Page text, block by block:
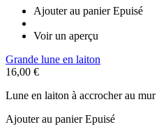
Ajouter au panier Epuisé
Voir un aperçu
Grande lune en laiton
16,00 €
Lune en laiton à accrocher au mur
Ajouter au panierEpuisé